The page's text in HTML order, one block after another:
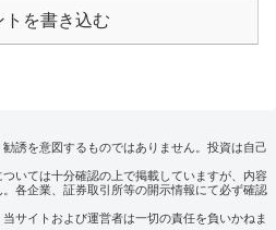
トを書き込む
誘を意図するものではありません。投資は自己
いては十分確認の上で掲載していますが、内容
各企業、証券取引所等の開示情報にて必ず確認
サイトおよび運営者は一切の責任を負いかねま